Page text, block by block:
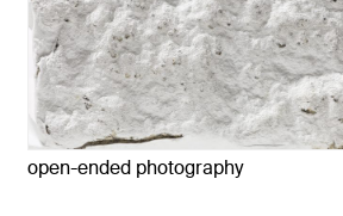
open-ended photography